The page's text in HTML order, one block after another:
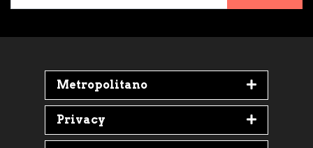
Metropolitano
Privacy